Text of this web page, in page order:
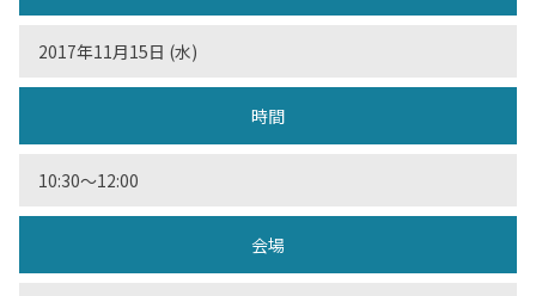
2017年11月15日 (水)
時間
10:30〜12:00
会場